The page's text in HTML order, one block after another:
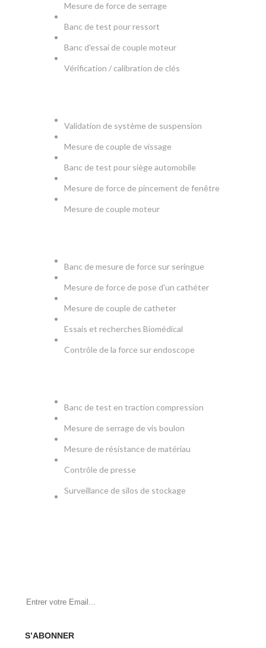
Mesure de force de serrage
Banc de test pour ressort
Banc d'essai de couple moteur
Vérification / calibration de clés
Validation de système de suspension
Mesure de couple de vissage
Banc de test pour siège automobile
Mesure de force de pincement de fenêtre
Mesure de couple moteur
Banc de mesure de force sur seringue
Mesure de force de pose d'un cathéter
Mesure de couple de catheter
Essais et recherches Biomédical
Contrôle de la force sur endoscope
Banc de test en traction compression
Mesure de serrage de vis boulon
Mesure de résistance de matériau
Contrôle de presse
Surveillance de silos de stockage
S’ABONNER